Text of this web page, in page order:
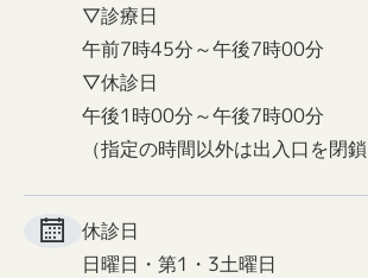
▽診療日
午前7時45分～午後7時00分
▽休診日
午後1時00分～午後7時00分
（指定の時間以外は出入口を閉鎖
休診日
日曜日・第1・3土曜日